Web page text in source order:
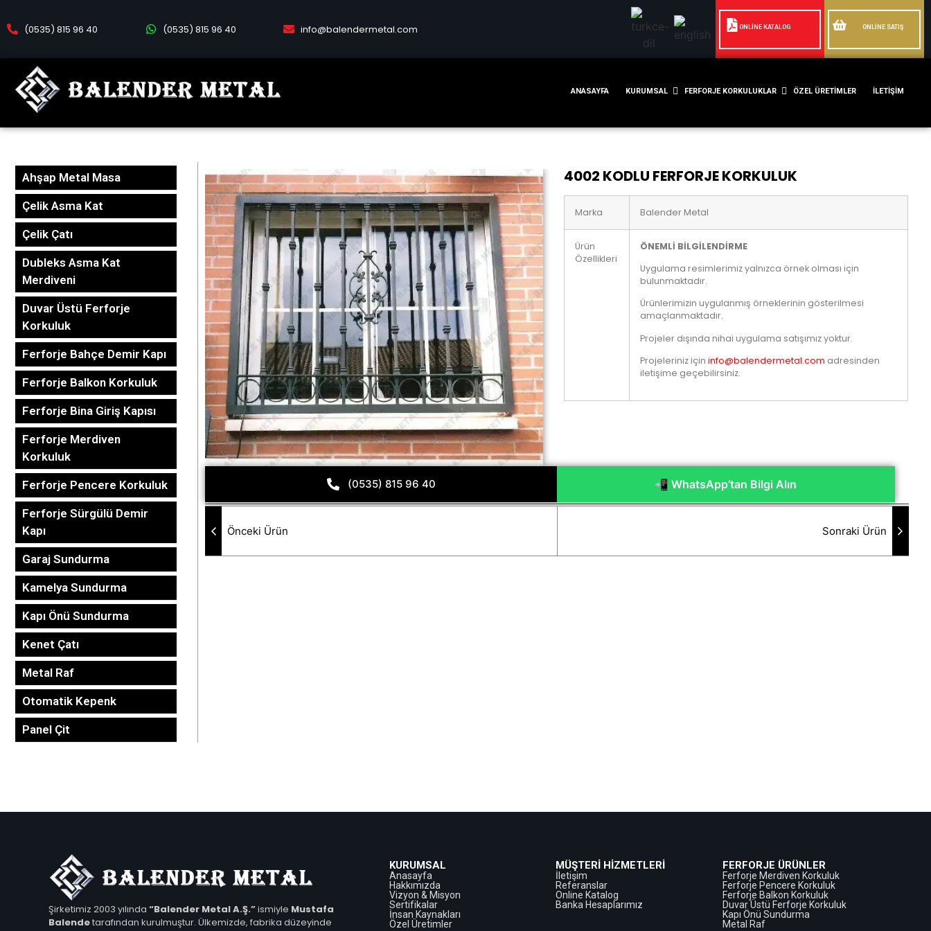
(0535) 815 96 40 (0535) 815 96 40 info@balendermetal.com ONLİNE KATALOG ONLİNE SATIŞ
ANASAYFA KURUMSAL FERFORJE KORKULUKLAR ÖZEL ÜRETIMLER İLETIŞIM
Ahşap Metal Masa
Çelik Asma Kat
Çelik Çatı
Dubleks Asma Kat
Merdiveni
Duvar Üstü Ferforje
Korkuluk
Ferforje Bahçe Demir Kapı
Ferforje Balkon Korkuluk
Ferforje Bina Giriş Kapısı
Ferforje Merdiven
Korkuluk
Ferforje Pencere Korkuluk
Ferforje Sürgülü Demir
Kapı
Garaj Sundurma
Kamelya Sundurma
Kapı Önü Sundurma
Kenet Çatı
Metal Raf
Otomatik Kepenk
Panel Çit
4002 KODLU FERFORJE KORKULUK
Marka Balender Metal
Ürün
Özellikleri
ÖNEMLİ BİLGİLENDİRME
Uygulama resimlerimiz yalnızca örnek olması için
bulunmaktadır.
Ürünlerimizin uygulanmış örneklerinin gösterilmesi
amaçlanmaktadır.
Projeler dışında nihai uygulama satışımız yoktur.
Projeleriniz içininfo@balendermetal.com adresinden
iletişime geçebilirsiniz.
(0535) 815 96 40 📲 WhatsApp’tan Bilgi Alın
Önceki Ürün Sonraki Ürün
Şirketimiz 2003 yılında “Balender Metal A.Ş.”ismiyle Mustafa
Balendetarafından kurulmuştur. Ülkemizde, fabrika düzeyinde
KURUMSAL
Anasayfa
Hakkımızda
Vizyon & Misyon
Sertifikalar
İnsan Kaynakları
Özel Üretimler
MÜŞTERİ HİZMETLERİ
İletişim
Referanslar
Online Katalog
Banka Hesaplarımız
FERFORJE ÜRÜNLER
Ferforje Merdiven Korkuluk
Ferforje Pencere Korkuluk
Ferforje Balkon Korkuluk
Duvar Üstü Ferforje Korkuluk
Kapı Önü Sundurma
Metal Raf